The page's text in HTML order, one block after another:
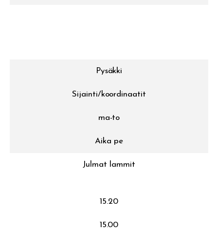
Pysäkki
Sijainti/koordinaatit
ma-to
Aika pe
Julmat lammit
15.20
15.00